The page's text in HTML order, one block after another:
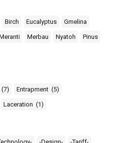
Birch Eucalyptus Gmelina
Merbau Nyatoh Pinus
(7) Entrapment (5)
Laceration (1)